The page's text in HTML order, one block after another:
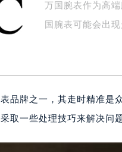
万国腕表作为高
国腕表可能会出
品牌之一，其走时精准是
取一些处理技巧来解决问题